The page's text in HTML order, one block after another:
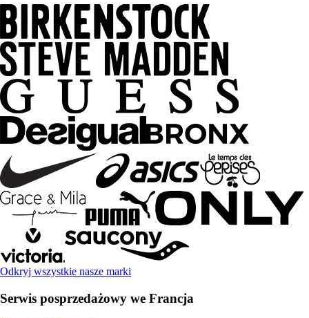
Odkryj wszystkie nasze marki
Serwis posprzedażowy we Francja